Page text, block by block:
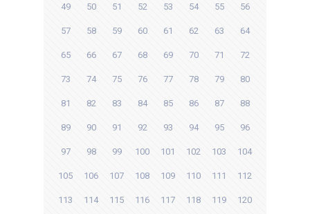
49 50 51 52 53 54 55 56
57 58 59 60 61 62 63 64
65 66 67 68 69 70 71 72
73 74 75 76 77 78 79 80
81 82 83 84 85 86 87 88
89 90 91 92 93 94 95 96
97 98 99 100 101 102 103 104
105 106 107 108 109 110 111 112
113 114 115 116 117 118 119 120